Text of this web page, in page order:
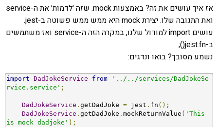
אז איך עושים את זה? באמצעות mock. שזה ׳לדמות׳ את ה-service
ואת התגובה שלו. יצירת mock היא ממש ממש פשוטה ב-jest.
עושים import למודול שלנו, במקרה הזה ה-service ואז משתמשים
ב-jest.fn();
נשמע מסובך? בואו ונדגים:
import DadJokeService from
'../../services/DadJokeSe
rvice.service' ;
DadJokeService . getDadJoke = jest . fn ();
DadJokeService . getDadJoke . mockReturnValue ( 'This
is mock dadjoke' );